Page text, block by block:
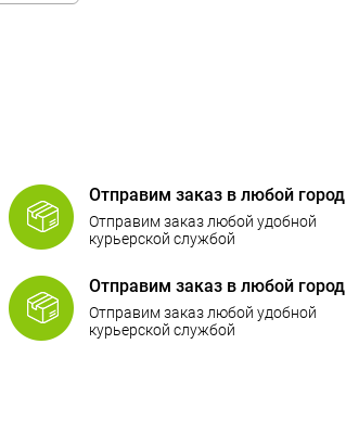
Отправим заказ в любой город
Отправим заказ любой удобной
курьерской службой
Отправим заказ в любой город
Отправим заказ любой удобной
курьерской службой